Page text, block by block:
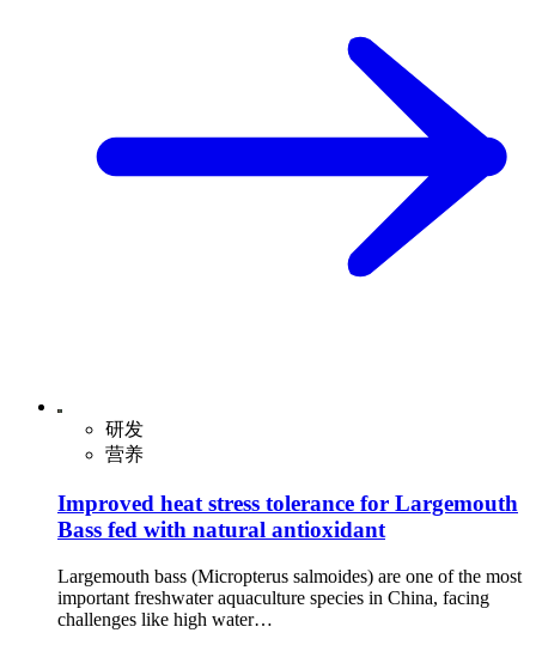
研发
营养
Improved heat stress tolerance for Largemouth
Bass fed with natural antioxidant
Largemouth bass (Micropterus salmoides) are one of the most
important freshwater aquaculture species in China, facing
challenges like high water…